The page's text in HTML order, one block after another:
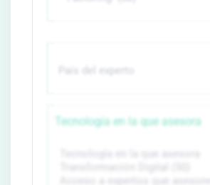
Tecnología en la que asesora